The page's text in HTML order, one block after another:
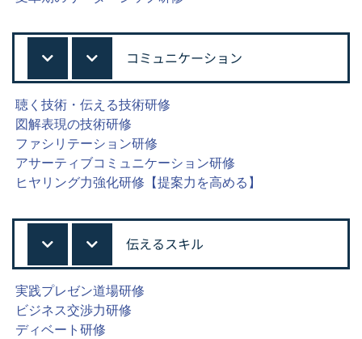
コミュニケーション
聴く技術・伝える技術研修
図解表現の技術研修
ファシリテーション研修
アサーティブコミュニケーション研修
ヒヤリング力強化研修【提案力を高める】
伝えるスキル
実践プレゼン道場研修
ビジネス交渉力研修
ディベート研修